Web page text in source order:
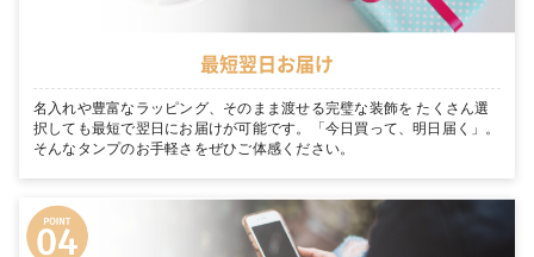
最短翌日お届け
名入れや豊富なラッピング、そのまま渡せる完璧な装飾を たくさん選
択しても最短で翌日にお届けが可能です。「今日買って、明日届く」。
そんなタンプのお手軽さをぜひご体感ください。